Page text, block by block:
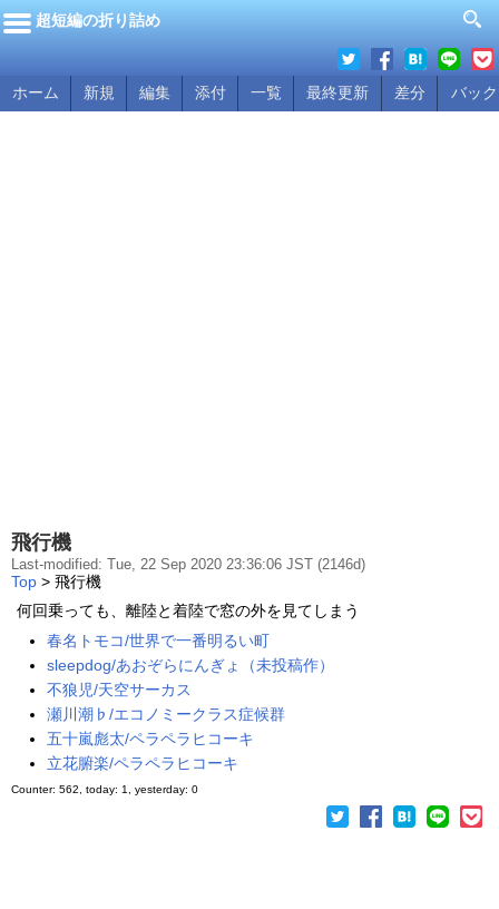
超短編の折り詰め
ホーム 新規 編集 添付 一覧 最終更新 差分 バッ
飛行機
Last-modified: Tue, 22 Sep 2020 23:36:06 JST (2146d)
Top > 飛行機
何回乗っても、離陸と着陸で窓の外を見てしまう
春名トモコ/世界で一番明るい町
sleepdog/あおぞらにんぎょ（未投稿作）
不狼児/天空サーカス
瀬川潮♭/エコノミークラス症候群
五十嵐彪太/ペラペラヒコーキ
立花腑楽/ペラペラヒコーキ
Counter: 562, today: 1, yesterday: 0